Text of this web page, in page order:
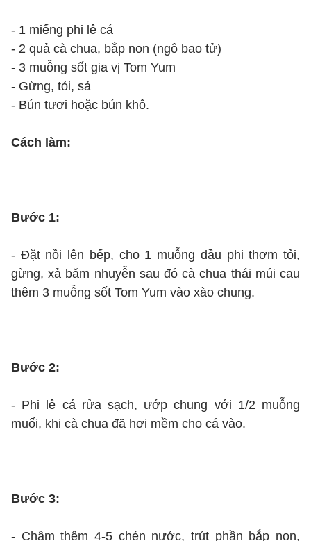
- 1 miếng phi lê cá
- 2 quả cà chua, bắp non (ngô bao tử)
- 3 muỗng sốt gia vị Tom Yum
- Gừng, tỏi, sả
- Bún tươi hoặc bún khô.
Cách làm:
Bước 1:
- Đặt nồi lên bếp, cho 1 muỗng dầu phi thơm tỏi,
gừng, xả băm nhuyễn sau đó cà chua thái múi cau
thêm 3 muỗng sốt Tom Yum vào xào chung.
Bước 2:
- Phi lê cá rửa sạch, ướp chung với 1/2 muỗng
muối, khi cà chua đã hơi mềm cho cá vào.
Bước 3:
- Châm thêm 4-5 chén nước, trút phần bắp non,